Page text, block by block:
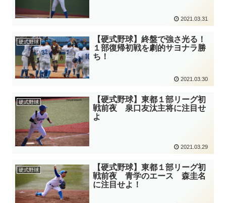
2021.03.31
硬式野球
【硬式野球】終盤で強さ光る！
１部復帰初戦を劇的サヨナラ勝
ち！
2021.03.30
硬式野球
【硬式野球】東都１部リーグ初
戦前夜 泉口友汰主将に注目せ
よ
2021.03.29
硬式野球
【硬式野球】東都１部リーグ初
戦前夜 青学のエース 森圭名
に注目せよ！